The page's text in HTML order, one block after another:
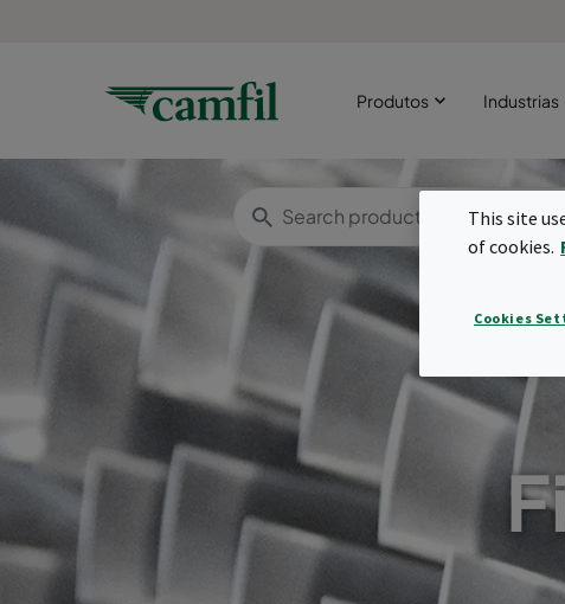
Produtos Industrias
This site
of cookies.
Cookies